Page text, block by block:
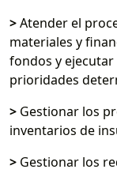
>Atender el
materiales y
fondos y
prioridades
> Gestionar los
inventarios de
> Gestionar los